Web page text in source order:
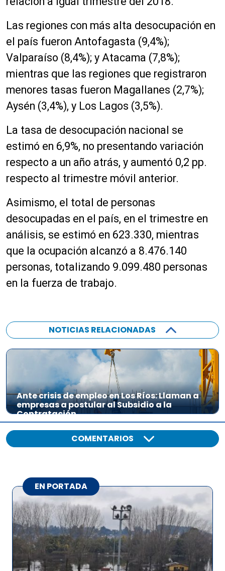
Las regiones con más alta desocupación en
el país fueron Antofagasta (9,4%);
Valparaíso (8,4%); y Atacama (7,8%);
mientras que las regiones que registraron
menores tasas fueron Magallanes (2,7%);
Aysén (3,4%), y Los Lagos (3,5%).
La tasa de desocupación nacional se
estimó en 6,9%, no presentando variación
respecto a un año atrás, y aumentó 0,2 pp.
respecto al trimestre móvil anterior.
Asimismo, el total de personas
desocupadas en el país, en el trimestre en
análisis, se estimó en 623.330, mientras
que la ocupación alcanzó a 8.476.140
personas, totalizando 9.099.480 personas
en la fuerza de trabajo.
NOTICIAS RELACIONADAS
Ante crisis de empleo en Los Ríos: Llaman a
empresas a postular al Subsidio a la
Contratación
COMENTARIOS
EN PORTADA